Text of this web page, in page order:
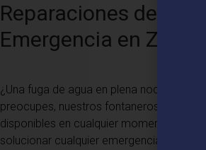
Reparaciones de
Emergencia en Zuera
¿Una fuga de agua en plena noche? No te
preocupes, nuestros fontaneros están
disponibles en cualquier momento para
solucionar cualquier emergencia